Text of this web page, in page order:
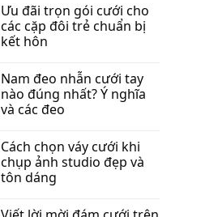
Ưu đãi trọn gói cưới cho
các cặp đôi trẻ chuẩn bị
kết hôn
Nam đeo nhẫn cưới tay
nào đúng nhất​? Ý nghĩa
và các đeo
Cách chọn váy cưới khi
chụp ảnh studio đẹp và
tôn dáng